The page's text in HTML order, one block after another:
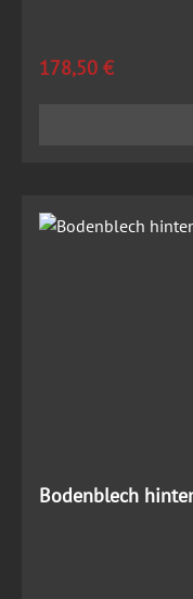
Regulärer Preis:
178,50 €
Bodenblech